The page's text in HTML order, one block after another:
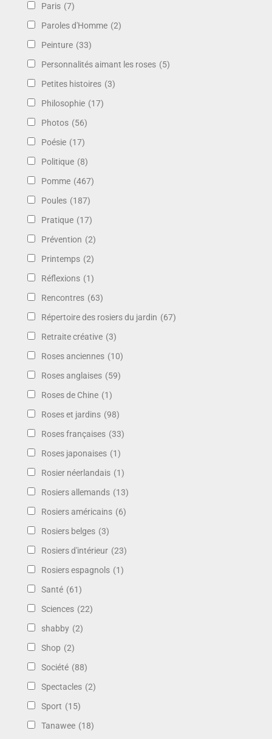
Paris (7)
Paroles d'Homme (2)
Peinture (33)
Personnalités aimant les roses (5)
Petites histoires (3)
Philosophie (17)
Photos (56)
Poésie (17)
Politique (8)
Pomme (467)
Poules (187)
Pratique (17)
Prévention (2)
Printemps (2)
Réflexions (1)
Rencontres (63)
Répertoire des rosiers du jardin (67)
Retraite créative (3)
Roses anciennes (10)
Roses anglaises (59)
Roses de Chine (1)
Roses et jardins (98)
Roses françaises (33)
Roses japonaises (1)
Rosier néerlandais (1)
Rosiers allemands (13)
Rosiers américains (6)
Rosiers belges (3)
Rosiers d'intérieur (23)
Rosiers espagnols (1)
Santé (61)
Sciences (22)
shabby (2)
Shop (2)
Société (88)
Spectacles (2)
Sport (15)
Tanawee (18)